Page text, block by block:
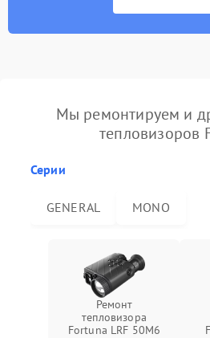
Мы ремонтируем и
тепловизоров
Серии
GENERAL MONO
Ремонт
тепловизора
Fortuna LRF 50M6